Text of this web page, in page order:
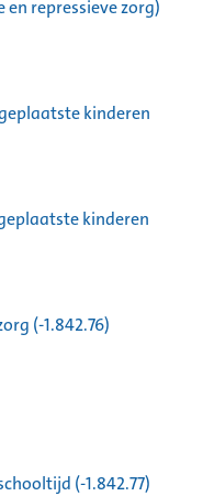
repressieve zorg)
kinderen
kinderen
(-1.842.76)
(-1.842.77)